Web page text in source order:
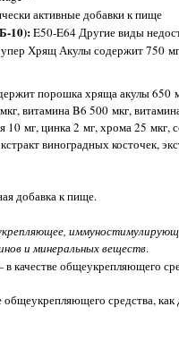
активные добавки к пище
10):E50-E64 Другие виды
Хрящ Акулы содержит 750
порошка хряща акулы
витамина B6 500 мкг,
мг, цинка 2 мг, хрома 25 мкг,
виноградных косточек,
добавка к пище.
и минеральных веществ.
общеукрепляющего
средства,